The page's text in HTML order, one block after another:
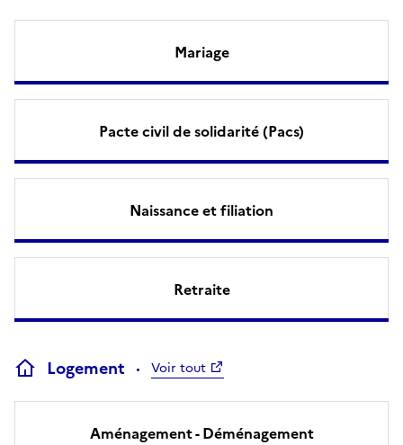
Mariage
Pacte civil de solidarité (Pacs)
Naissance et filiation
Retraite
Logement Voir tout
Aménagement - Déménagement